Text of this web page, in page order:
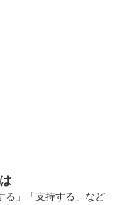
る 」「支持する 」など